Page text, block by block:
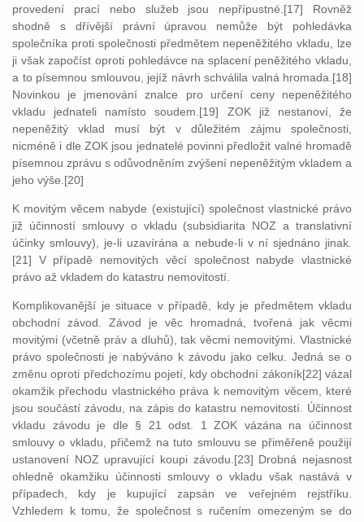
provedení prací nebo služeb jsou nepřípustné.[17] Rovněž
shodně s dřívější právní úpravou nemůže být pohledávka
společníka proti společnosti předmětem nepeněžitého vkladu, lze
ji však započíst oproti pohledávce na splacení peněžitého vkladu,
a to písemnou smlouvou, jejíž návrh schválila valná hromada.[18]
Novinkou je jmenování znalce pro určení ceny nepeněžitého
vkladu jednateli namísto soudem.[19] ZOK již nestanoví, že
nepeněžitý vklad musí být v důležitém zájmu společnosti,
nicméně i dle ZOK jsou jednatelé povinni předložit valné hromadě
písemnou zprávu s odůvodněním zvýšení nepeněžitým vkladem a
jeho výše.[20]
K movitým věcem nabyde (existující) společnost vlastnické právo
již účinností smlouvy o vkladu (subsidiarita NOZ a translativní
účinky smlouvy), je-li uzavírána a nebude-li v ní sjednáno jinak.
[21] V případě nemovitých věcí společnost nabyde vlastnické
právo až vkladem do katastru nemovitostí.
Komplikovanější je situace v případě, kdy je předmětem vkladu
obchodní závod. Závod je věc hromadná, tvořená jak věcmi
movitými (včetně práv a dluhů), tak věcmi nemovitými. Vlastnické
právo společnosti je nabýváno k závodu jako celku. Jedná se o
změnu oproti předchozímu pojetí, kdy obchodní zákoník[22] vázal
okamžik přechodu vlastnického práva k nemovitým věcem, které
jsou součástí závodu, na zápis do katastru nemovitostí. Účinnost
vkladu závodu je dle § 21 odst. 1 ZOK vázána na účinnost
smlouvy o vkladu, přičemž na tuto smlouvu se přiměřeně použijí
ustanovení NOZ upravující koupi závodu.[23] Drobná nejasnost
ohledně okamžiku účinnosti smlouvy o vkladu však nastává v
případech, kdy je kupující zapsán ve veřejném rejstříku.
Vzhledem k tomu, že společnost s ručením omezeným se do